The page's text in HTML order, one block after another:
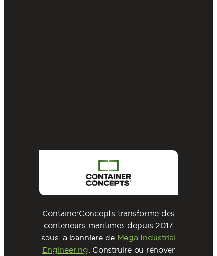
ContainerConcepts transforme des
conteneurs maritimes depuis 2017
sous la bannière de Mega Industrial
Engineering . Construire ou rénover